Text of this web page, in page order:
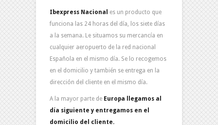
Ibexpress Nacional
es un producto que
funciona las 24 horas del día, los siete días
a la semana. Le situamos su mercancía en
cualquier aeropuerto de la red nacional
Española en el mismo día. Se lo recogemos
en el domicilio y también se entrega en la
dirección del cliente en el mismo día.
A la mayor parte de Europa llegamos al
día siguiente y entregamos en el
domicilio del cliente.